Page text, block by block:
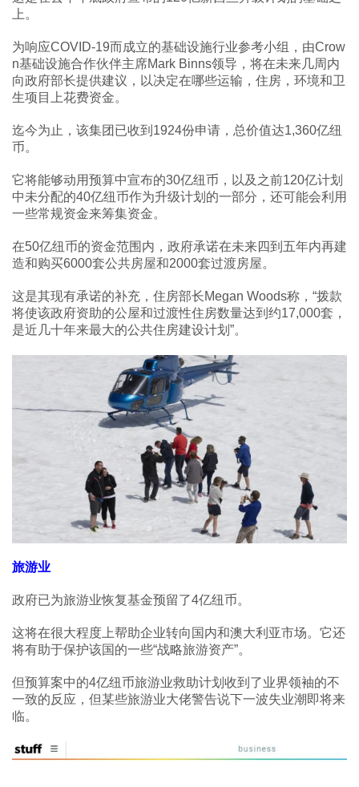
上。
为响应COVID-19而成立的基础设施行业参考小组，由Crow
n基础设施合作伙伴主席Mark Binns领导，将在未来几周内
向政府部长提供建议，以决定在哪些运输，住房，环境和卫
生项目上花费资金。
迄今为止，该集团已收到1924份申请，总价值达1,360亿纽
币。
它将能够动用预算中宣布的30亿纽币，以及之前120亿计划
中未分配的40亿纽币作为升级计划的一部分，还可能会利用
一些常规资金来筹集资金。
在50亿纽币的资金范围内，政府承诺在未来四到五年内再建
造和购买6000套公共房屋和2000套过渡房屋。
这是其现有承诺的补充，住房部长Megan Woods称，“拨款
将使该政府资助的公屋和过渡性住房数量达到约17,000套，
是近几十年来最大的公共住房建设计划”。
旅游业
政府已为旅游业恢复基金预留了4亿纽币。
这将在很大程度上帮助企业转向国内和澳大利亚市场。它还
将有助于保护该国的一些“战略旅游资产”。
但预算案中的4亿纽币旅游业救助计划收到了业界领袖的不
一致的反应，但某些旅游业大佬警告说下一波失业潮即将来
临。